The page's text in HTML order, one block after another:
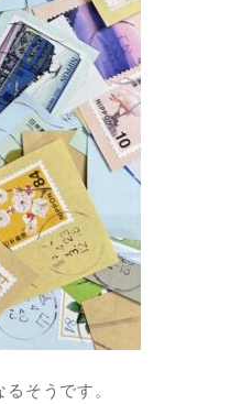
そうです。